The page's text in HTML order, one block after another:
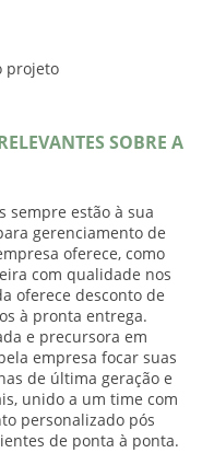
projeto
SOBRE A
sempre estão à sua
gerenciamento de
oferece, como
com qualidade nos
oferece desconto de
à pronta entrega.
e precursora em
empresa focar suas
de última geração e
unido a um time com
personalizado pós
de ponta à ponta.